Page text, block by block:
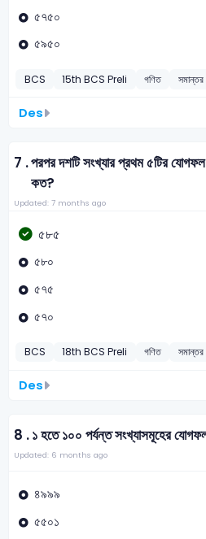
৫৭৫০
৫৯৫০
BCS 15th BCS Preli গণিত
Des
7 .পরপর দশটি সংখ্যার প্রথম ৫টির
কত?
Updated: 7 months ago
৫৮৫
৫৮০
৫৭৫
৫৭০
BCS 18th BCS Preli গণিত
Des
8 .১ হতে ১০০ পর্যন্ত সংখ্যাসমূহের
Updated: 6 months ago
৪৯৯৯
৫৫০১